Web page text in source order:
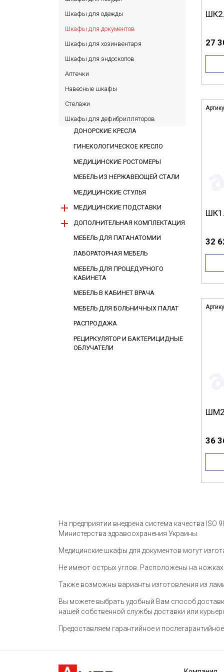
Шкафы для одежды
Шкафы для документов
Шкафы для хозинвентаря
Шкафы для эндоскопов
Аптечки
Навесные шкафы
Стелажи
Шкафы для дефибрилляторов
ДОНОРСКИЕ КРЕСЛА
ГИНЕКОЛОГИЧЕСКОЕ КРЕСЛО
МЕДИЦИНСКИЕ РОСТОМЕРЫ
МЕБЕЛЬ ИЗ НЕРЖАВЕЮЩЕЙ СТАЛИ
МЕДИЦИНСКИЕ СТУЛЬЯ
МЕДИЦИНСКИЕ ПОДСТАВКИ
Для медицинской аппаратуры
Под тазы
Для стерильной посуды (под бикс)
Для сосудов Дьюара
ДОПОЛНИТЕЛЬНАЯ КОМПЛЕКТАЦИЯ
Боковые ограждения для каталки
Боковые ограждения для кровати
Штативы с креплением
Универсальный держатель (гусь)
МЕБЕЛЬ ДЛЯ ПАТАНАТОМИИ
ЛАБОРАТОРНАЯ МЕБЕЛЬ
МЕБЕЛЬ ДЛЯ ПРОЦЕДУРНОГО
КАБИНЕТА
МЕБЕЛЬ В КАБИНЕТ ВРАЧА
МЕБЕЛЬ ДЛЯ БОЛЬНИЧНЫХ ПАЛАТ
РАСПРОДАЖА
РЕЦИРКУЛЯТОР И БАКТЕРИЦИДНЫЕ
ОБЛУЧАТЕЛИ
27
32
36
На предприятии внедрена система качества
Министерства здравоохранения Украины.
Медицинские шкафы для документов могут
Не имеют острых углов. Расположены на
Также возможны варианты изготовления из
Вы можете выбрать удобный Вам способ
нашей собственной службы доставки или
Предоставляем гарантийное и